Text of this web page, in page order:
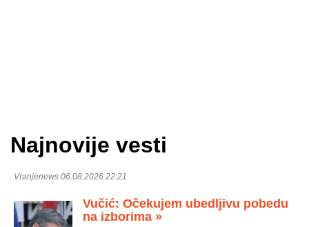
Najnovije vesti
Vranjenews 06.08.2026 22:21
Vučić: Očekujem ubedljivu pobedu
na izborima »